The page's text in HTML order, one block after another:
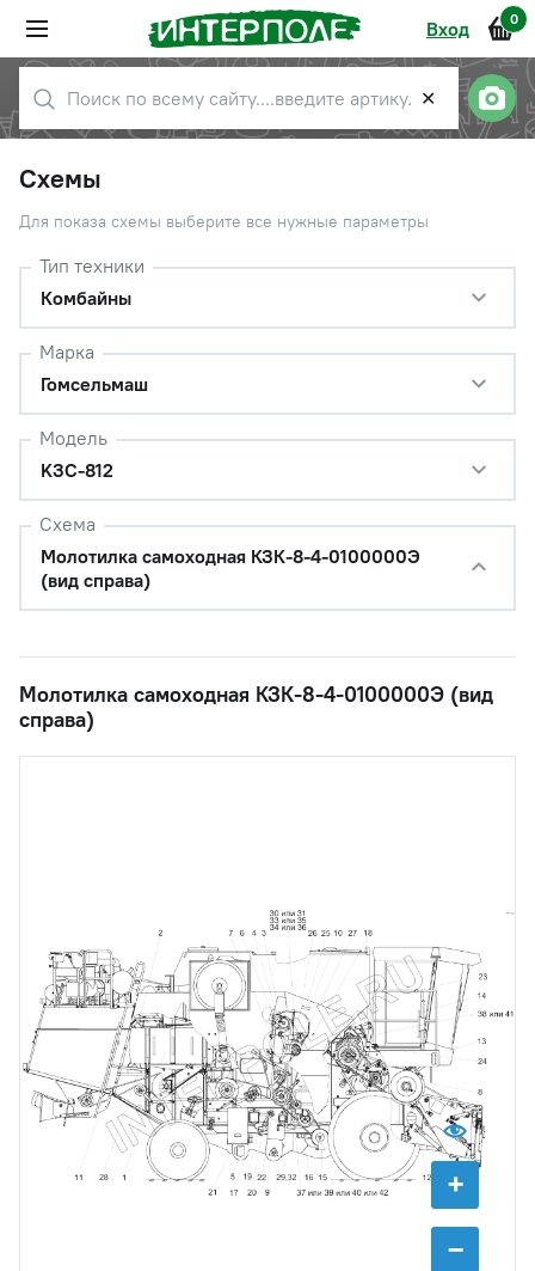
Вход 0
✕
Схемы
Для показа схемы выберите все нужные параметры
Тип техники
Комбайны
Марка
Гомсельмаш
Модель
KЗС-812
Схема
Молотилка самоходная КЗК-8-4-0100000Э
(вид справа)
Молотилка самоходная КЗК-8-4-0100000Э (вид
справа)
+
−